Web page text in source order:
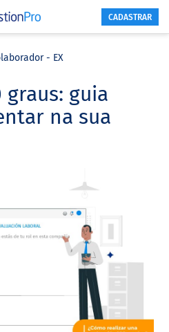
CADASTRAR
- EX
graus: guia
na sua